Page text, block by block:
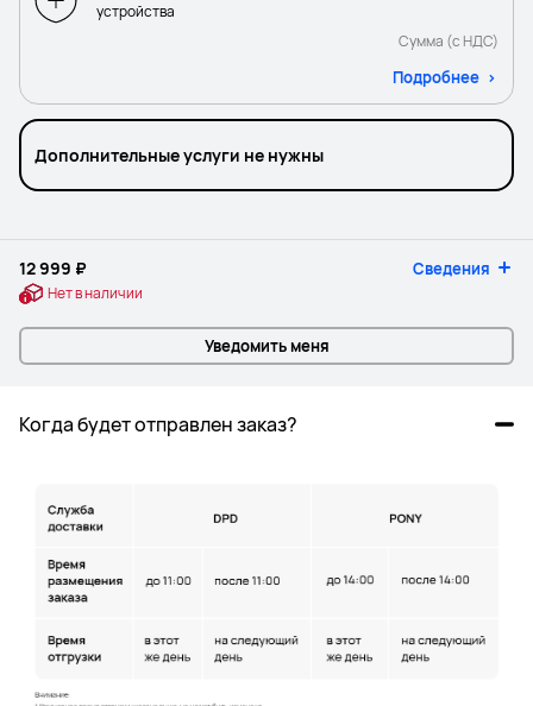
устройства
Сумма (с НДС)
Подробнее
Дополнительные услуги не нужны
12 999 ₽ Сведения
Нет в наличии
Уведомить меня
Когда будет отправлен заказ?